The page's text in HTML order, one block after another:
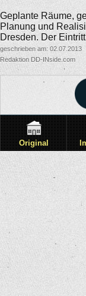
Geplante Räume,
Planung und
Dresden. Der
geschrieben am: 02.07.2013
Redaktion DD-INside.com
Original